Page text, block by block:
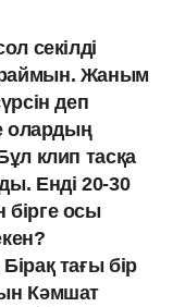
секілді
Жаным
деп
олардың
клип тасқа
Енді 20-30
бірге осы
тағы бір
Кәмшат